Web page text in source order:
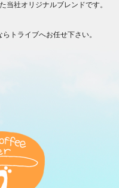
当社オリジナルブレンドです。
トライブへお任せ下さい。